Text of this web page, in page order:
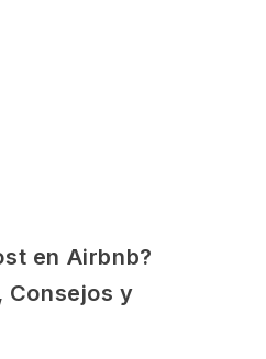
en Airbnb?
Consejos y